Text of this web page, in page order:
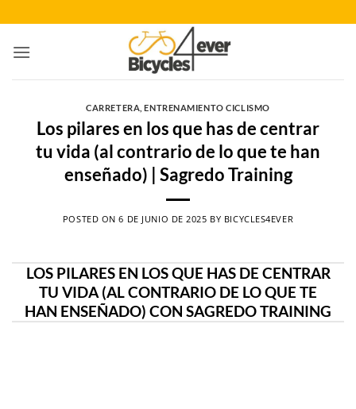
al
contenido
CARRETERA ,ENTRENAMIENTO CICLISMO
Los pilares en los que has de centrar
tu vida (al contrario de lo que te han
enseñado) | Sagredo Training
POSTED ON6 DE JUNIO DE 2025 BY BICYCLES4EVER
LOS PILARES EN LOS QUE HAS DE CENTRAR
TU VIDA (AL CONTRARIO DE LO QUE TE
HAN ENSEÑADO) CON SAGREDO TRAINING